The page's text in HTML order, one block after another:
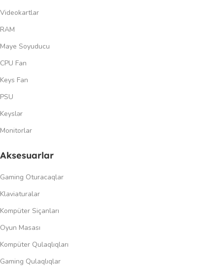
Videokartlar
RAM
Maye Soyuducu
CPU Fan
Keys Fan
PSU
Keyslər
Monitorlar
Aksesuarlar
Gaming Oturacaqlar
Klaviaturalar
Kompüter Siçanları
Oyun Masası
Kompüter Qulaqlıqları
Gaming Qulaqlıqlar